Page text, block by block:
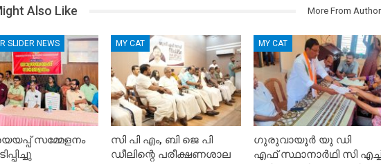
Also Like More From Author
SLIDER NEWS
സമ്മേളനം
MY CAT
സി പി എം, ബി ജെ പി
ഡീലിന്റെ പരീക്ഷണശാല
MY CAT
ഗുരുവായൂർ യു ഡി
എഫ് സ്ഥാനാർഥി സി എച്ച്